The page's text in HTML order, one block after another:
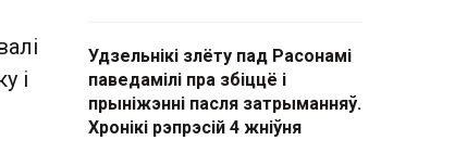
і
Удзельнікі злёту пад Расонамі
паведамілі пра збіццё і
прыніжэнні пасля затрыманняў.
Хронікі рэпрэсій 4 жніўня